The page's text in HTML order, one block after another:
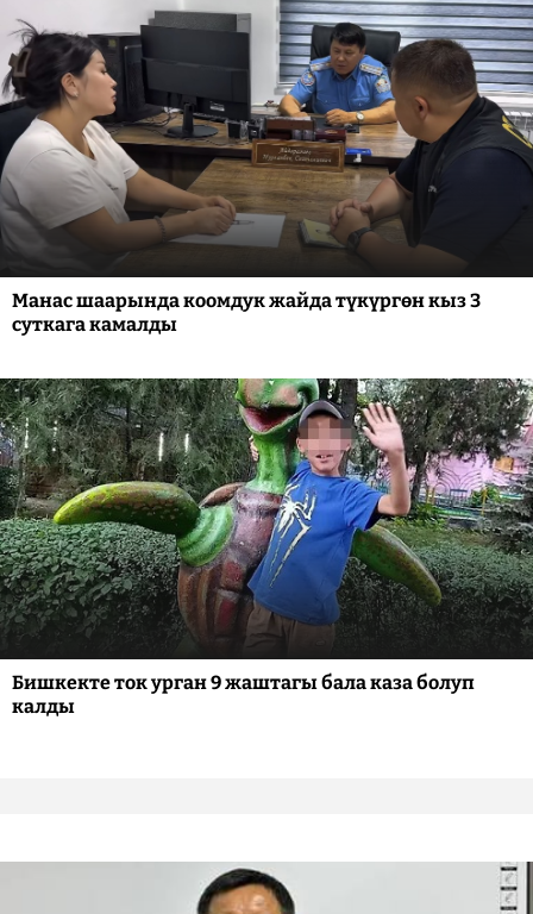
Манас шаарында коомдук жайда түкүргөн кыз 3
суткага камалды
Бишкекте ток урган 9 жаштагы бала каза болуп
калды